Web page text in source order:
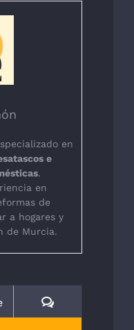
en
e
.
en
de
a hogares y
de Murcia.
Comentarios